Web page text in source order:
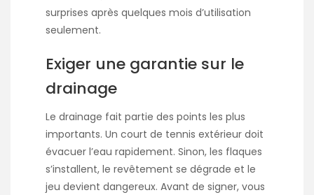
surprises après quelques mois d’utilisation
seulement.
Exiger une garantie sur le
drainage
Le drainage fait partie des points les plus
importants. Un court de tennis extérieur doit
évacuer l’eau rapidement. Sinon, les flaques
s’installent, le revêtement se dégrade et le
jeu devient dangereux. Avant de signer, vous